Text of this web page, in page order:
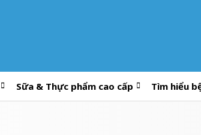
Sữa & Thực phẩm cao cấp Tìm hiểu